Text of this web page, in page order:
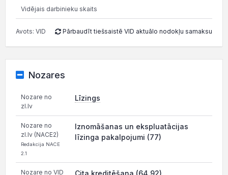
Vidējais darbinieku skaits
Avots: VID Pārbaudīt tiešsaistē VID aktuālo nodokļu samaksu
Nozares
Nozare no
zl.lv
Līzings
Nozare no
zl.lv (NACE2)
Redakcija NACE
2.1
Iznomāšanas un ekspluatācijas
līzinga pakalpojumi (77)
Nozare no VID Cita kreditēšana (64.92)